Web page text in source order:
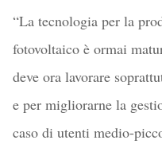
“La tecnologia per la
fotovoltaico è ormai
deve ora lavorare
e per migliorarne la
caso di utenti medio-